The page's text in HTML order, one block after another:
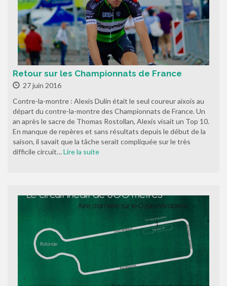
Retour sur les Championnats de France
27 juin 2016
Contre-la-montre : Alexis Dulin était le seul coureur aixois au
départ du contre-la-montre des Championnats de France. Un
an après le sacre de Thomas Rostollan, Alexis visait un Top 10.
En manque de repères et sans résultats depuis le début de la
saison, il savait que la tâche serait compliquée sur le très
difficile circuit…Lire la suite